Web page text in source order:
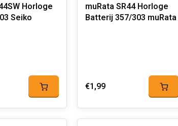
Batterij 303 Seiko
muRata SR44 Horloge
Batterij 357/303 muRata
€1,99